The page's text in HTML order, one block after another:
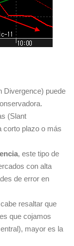
Divergence) puede
(Slant
corto plazo o más
, este tipo de
con alta
de error en
resaltar que
que cojamos
mayor es la